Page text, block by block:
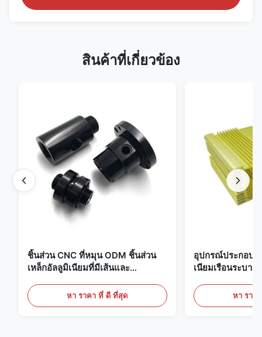
สินค้าที่เกี่ยวข้อง
ชิ้นส่วน CNC ที่หมุน ODM ชิ้นส่วน
เหล็กอัลลูมิเนียมที่มีเส้นและ
หา ราคา ที่ ดี ที่สุด
อุปกรณ์ประกอบก
เนียมเรือนระบา
หา ราค